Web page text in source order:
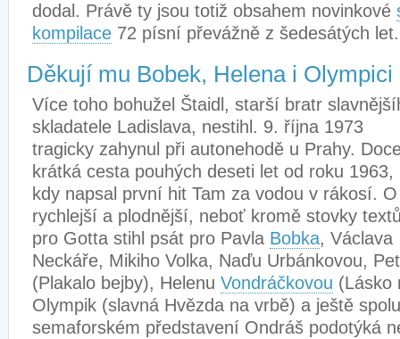
dodal. Právě ty jsou totiž obsahem novinkové
kompilace 72 písní převážně z šedesátých let.
Děkují mu Bobek, Helena i Olympici
Více toho bohužel Štaidl, starší bratr
skladatele Ladislava, nestihl. 9. října 1973
tragicky zahynul při autonehodě u Prahy.
krátká cesta pouhých deseti let od roku 1963,
kdy napsal první hit Tam za vodou v rákosí.
rychlejší a plodnější, neboť kromě stovky
pro Gotta stihl psát pro Pavla Bobka, Václava
Neckáře, Mikiho Volka, Naďu Urbánkovou,
(Plakalo bejby), Helenu Vondráčkovou (Lásko
Olympik (slavná Hvězda na vrbě) a ještě
semaforském představení Ondráš podotýká